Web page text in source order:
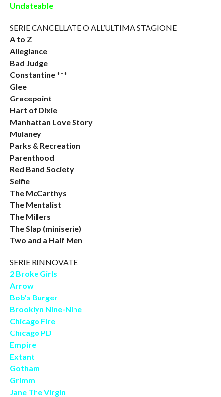
Undateable
SERIE CANCELLATE O ALL’ULTIMA STAGIONE
A to Z
Allegiance
Bad Judge
Constantine ***
Glee
Gracepoint
Hart of Dixie
Manhattan Love Story
Mulaney
Parks & Recreation
Parenthood
Red Band Society
Selfie
The McCarthys
The Mentalist
The Millers
The Slap (miniserie)
Two and a Half Men
SERIE RINNOVATE
2 Broke Girls
Arrow
Bob’s Burger
Brooklyn Nine-Nine
Chicago Fire
Chicago PD
Empire
Extant
Gotham
Grimm
Jane The Virgin